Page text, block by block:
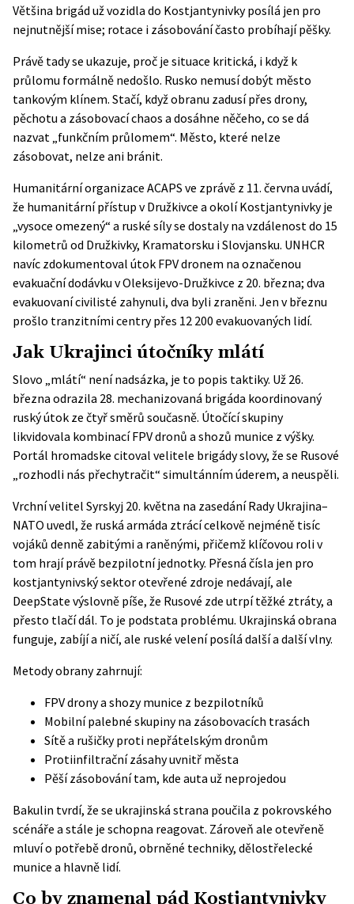
Většina brigád už vozidla do Kostjantynivky posílá jen pro
nejnutnější mise; rotace i zásobování často probíhají pěšky.
Právě tady se ukazuje, proč je situace kritická, i když k
průlomu formálně nedošlo. Rusko nemusí dobýt město
tankovým klínem. Stačí, když obranu zadusí přes drony,
pěchotu a zásobovací chaos a dosáhne něčeho, co se dá
nazvat „funkčním průlomem“. Město, které nelze
zásobovat, nelze ani bránit.
Humanitární organizace ACAPS ve zprávě z 11. června uvádí,
že humanitární přístup v Družkivce a okolí Kostjantynivky je
„vysoce omezený“ a ruské síly se dostaly na vzdálenost do 15
kilometrů od Družkivky, Kramatorsku i Slovjansku. UNHCR
navíc zdokumentoval útok FPV dronem na označenou
evakuační dodávku v Oleksijevo-Družkivce z 20. března; dva
evakuovaní civilisté zahynuli, dva byli zraněni. Jen v březnu
prošlo tranzitními centry přes 12 200 evakuovaných lidí.
Jak Ukrajinci útočníky mlátí
Slovo „mlátí“ není nadsázka, je to popis taktiky. Už 26.
března odrazila 28. mechanizovaná brigáda koordinovaný
ruský útok ze čtyř směrů současně. Útočící skupiny
likvidovala kombinací FPV dronů a shozů munice z výšky.
Portál hromadske citoval velitele brigády slovy, že se Rusové
„rozhodli nás přechytračit“ simultánním úderem, a neuspěli.
Vrchní velitel Syrskyj 20. května na zasedání Rady Ukrajina–
NATO uvedl, že ruská armáda ztrácí celkově nejméně tisíc
vojáků denně zabitými a raněnými, přičemž klíčovou roli v
tom hrají právě bezpilotní jednotky. Přesná čísla jen pro
kostjantynivský sektor otevřené zdroje nedávají, ale
DeepState výslovně píše, že Rusové zde utrpí těžké ztráty, a
přesto tlačí dál. To je podstata problému. Ukrajinská obrana
funguje, zabíjí a ničí, ale ruské velení posílá další a další vlny.
Metody obrany zahrnují:
FPV drony a shozy munice z bezpilotníků
Mobilní palebné skupiny na zásobovacích trasách
Sítě a rušičky proti nepřátelským dronům
Protiinfiltrační zásahy uvnitř města
Pěší zásobování tam, kde auta už neprojedou
Bakulin tvrdí, že se ukrajinská strana poučila z pokrovského
scénáře a stále je schopna reagovat. Zároveň ale otevřeně
mluví o potřebě dronů, obrněné techniky, dělostřelecké
munice a hlavně lidí.
Co by znamenal pád Kostjantynivky